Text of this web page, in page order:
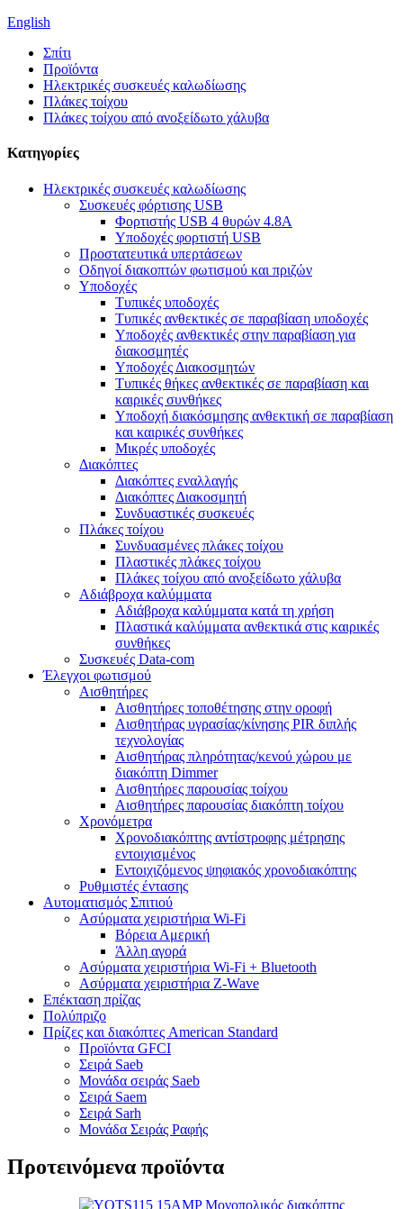
English
Σπίτι
Προϊόντα
Ηλεκτρικές συσκευές καλωδίωσης
Πλάκες τοίχου
Πλάκες τοίχου από ανοξείδωτο χάλυβα
Κατηγορίες
Ηλεκτρικές συσκευές καλωδίωσης
Συσκευές φόρτισης USB
Φορτιστής USB 4 θυρών 4.8A
Υποδοχές φορτιστή USB
Προστατευτικά υπερτάσεων
Οδηγοί διακοπτών φωτισμού και πριζών
Υποδοχές
Τυπικές υποδοχές
Τυπικές ανθεκτικές σε παραβίαση υποδοχές
Υποδοχές ανθεκτικές στην παραβίαση για
διακοσμητές
Υποδοχές Διακοσμητών
Τυπικές θήκες ανθεκτικές σε παραβίαση και
καιρικές συνθήκες
Υποδοχή διακόσμησης ανθεκτική σε παραβίαση
και καιρικές συνθήκες
Μικρές υποδοχές
Διακόπτες
Διακόπτες εναλλαγής
Διακόπτες Διακοσμητή
Συνδυαστικές συσκευές
Πλάκες τοίχου
Συνδυασμένες πλάκες τοίχου
Πλαστικές πλάκες τοίχου
Πλάκες τοίχου από ανοξείδωτο χάλυβα
Αδιάβροχα καλύμματα
Αδιάβροχα καλύμματα κατά τη χρήση
Πλαστικά καλύμματα ανθεκτικά στις καιρικές
συνθήκες
Συσκευές Data-com
Έλεγχοι φωτισμού
Αισθητήρες
Αισθητήρες τοποθέτησης στην οροφή
Αισθητήρας υγρασίας/κίνησης PIR διπλής
τεχνολογίας
Αισθητήρας πληρότητας/κενού χώρου με
διακόπτη Dimmer
Αισθητήρες παρουσίας τοίχου
Αισθητήρες παρουσίας διακόπτη τοίχου
Χρονόμετρα
Χρονοδιακόπτης αντίστροφης μέτρησης
εντοιχισμένος
Εντοιχιζόμενος ψηφιακός χρονοδιακόπτης
Ρυθμιστές έντασης
Αυτοματισμός Σπιτιού
Ασύρματα χειριστήρια Wi-Fi
Βόρεια Αμερική
Άλλη αγορά
Ασύρματα χειριστήρια Wi-Fi + Bluetooth
Ασύρματα χειριστήρια Z-Wave
Επέκταση πρίζας
Πολύπριζο
Πρίζες και διακόπτες American Standard
Προϊόντα GFCI
Σειρά Saeb
Μονάδα σειράς Saeb
Σειρά Saem
Σειρά Sarh
Μονάδα Σειράς Ραφής
Προτεινόμενα προϊόντα